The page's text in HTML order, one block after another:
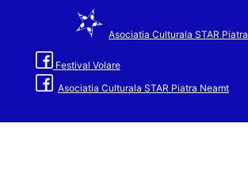
Asociatia Culturala STAR
Festival Volare
Asociatia Culturala STAR Piatra Neamt